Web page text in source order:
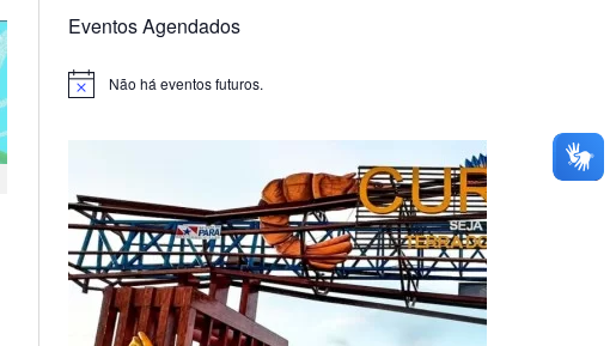
Eventos Agendados
Notice Não há eventos futuros.